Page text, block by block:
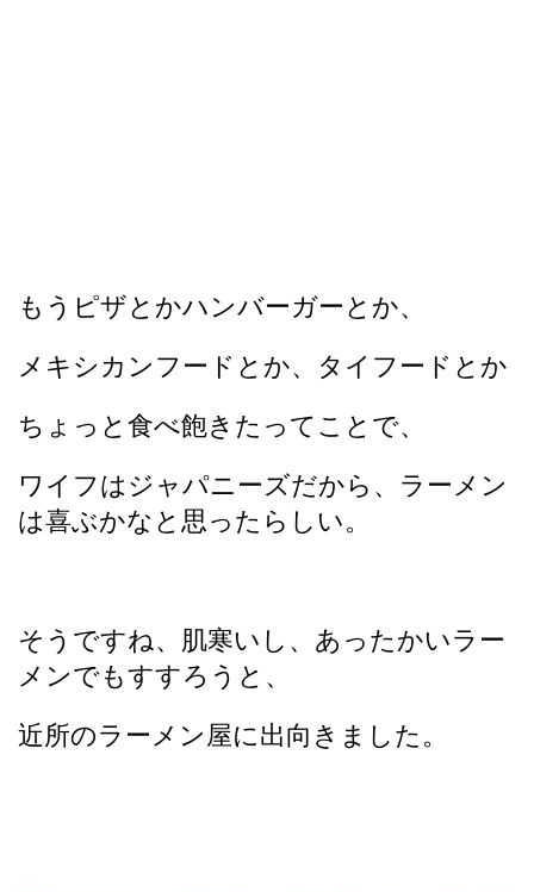
もうピザとかハンバーガーとか、
メキシカンフードとか、タイフードとか
ちょっと食べ飽きたってことで、
ワイフはジャパニーズだから、ラーメン
は喜ぶかなと思ったらしい。
そうですね、肌寒いし、あったかいラー
メンでもすすろうと、
近所のラーメン屋に出向きました。